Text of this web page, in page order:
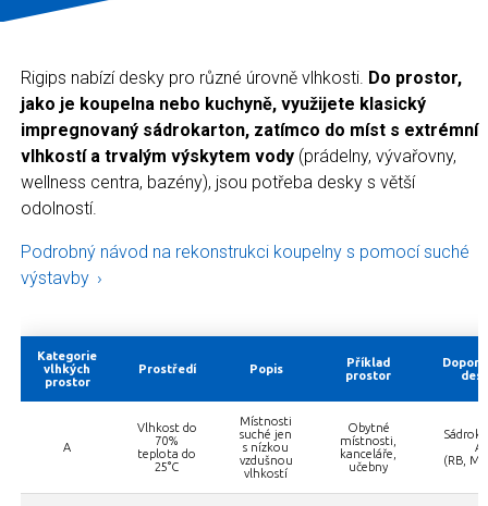
Rigips nabízí desky pro různé úrovně vlhkosti. Do prostor,
jako je koupelna nebo kuchyně, využijete klasický
impregnovaný sádrokarton, zatímco do míst s extrémní
vlhkostí a trvalým výskytem vody (prádelny, vývařovny,
wellness centra, bazény), jsou potřeba desky s větší
odolností.
Podrobný návod na rekonstrukci koupelny s pomocí suché
výstavby
Kategorie
vlhkých
prostor
Prostředí Popis
Příklad
prostor
A
Vlhkost do
70%
teplota do
25°C
Místnosti
suché jen
s nízkou
vzdušnou
vlhkostí
Obytné
místnosti,
kanceláře,
učebny
A
(RB,